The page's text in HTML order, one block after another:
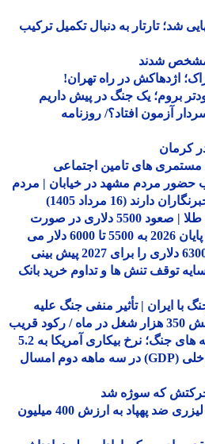
تارتار به دنبال تکمیل ترکیب
شدند
در راه تهران!
بروم؛ یک جنگ در پیش داریم
آزمون افتاد؟/ روزنامه
های تامین اجتماعی
مردم مشهد در خیابان | مردم
(16 مرداد 1405)
پیش بینی جنجالی از قیمت طلا | صعود 5500 دلاری در صورت
پایان جنگ؛ تحلیلگران: طلا تا پایان 2026 به 5500 تا 6000 دلار می
رسد / بانک های بزرگ هدف 6300 دلاری را برای 2027 پیش بینی
توقف تنش ها و تداوم خرید بانک
ایران | تأثیر منفی جنگ علیه
ایران بر بازار کار آمریکا؛ کاهش 350 هزار شغل در ماه / رکود قریب
الوقوع در سایه افزایش هزینه های جنگ؛ نرخ بیکاری آمریکا به 5.2
درصد رسید؛ تولید ناخالص داخلی (GDP) در سه ماهه دوم امسال
که سوژه شد
بلومبرگ: پنتاگون تجهیزات لیزری ضد پهپاد به ارزش 400 میلیون